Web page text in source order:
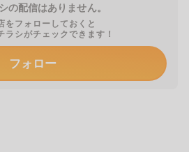
の配信はありません。
をフォローしておくと
ラシがチェックできます！
フォロー